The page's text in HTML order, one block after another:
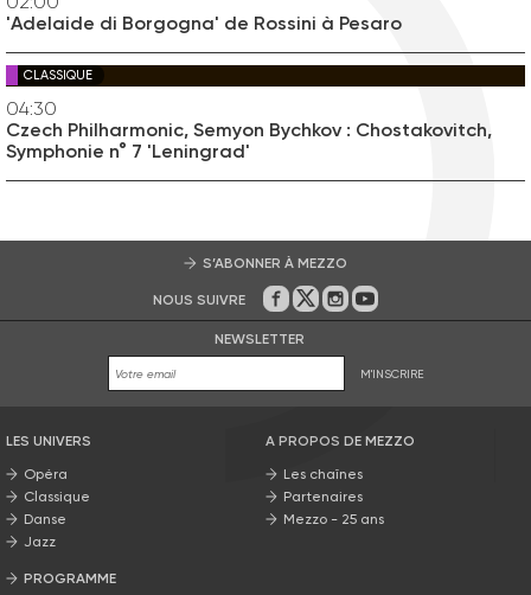
'Adelaide di Borgogna' de Rossini à Pesaro
CLASSIQUE
04:30
Czech Philharmonic, Semyon Bychkov : Chostakovitch,
Symphonie n° 7 'Leningrad'
S’ABONNER À MEZZO
NOUS SUIVRE Sur Facebook
Sur Twitter
Sur Instagram
Sur Youtube
NEWSLETTER
M'INSCRIRE
LES UNIVERS
Opéra
Classique
Danse
Jazz
PROGRAMME
A PROPOS DE MEZZO
Les chaînes
Partenaires
Mezzo - 25 ans